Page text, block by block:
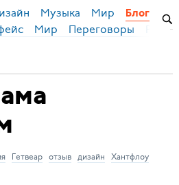
Музыка Мир Блог
Мир Переговоры
Гетвеар отзыв дизайн Хантфлоу